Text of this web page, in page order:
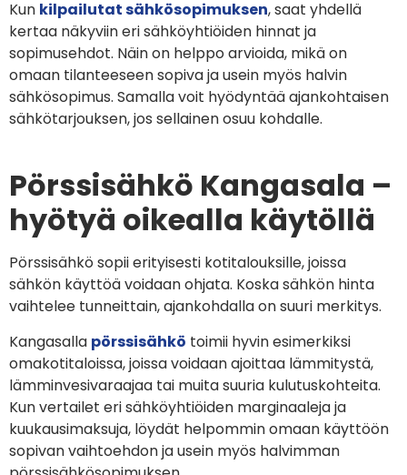
Kun kilpailutat sähkösopimuksen, saat yhdellä
kertaa näkyviin eri sähköyhtiöiden hinnat ja
sopimusehdot. Näin on helppo arvioida, mikä on
omaan tilanteeseen sopiva ja usein myös halvin
sähkösopimus. Samalla voit hyödyntää ajankohtaisen
sähkötarjouksen, jos sellainen osuu kohdalle.
Pörssisähkö Kangasala –
hyötyä oikealla käytöllä
Pörssisähkö sopii erityisesti kotitalouksille, joissa
sähkön käyttöä voidaan ohjata. Koska sähkön hinta
vaihtelee tunneittain, ajankohdalla on suuri merkitys.
Kangasalla pörssisähkö toimii hyvin esimerkiksi
omakotitaloissa, joissa voidaan ajoittaa lämmitystä,
lämminvesivaraajaa tai muita suuria kulutuskohteita.
Kun vertailet eri sähköyhtiöiden marginaaleja ja
kuukausimaksuja, löydät helpommin omaan käyttöön
sopivan vaihtoehdon ja usein myös halvimman